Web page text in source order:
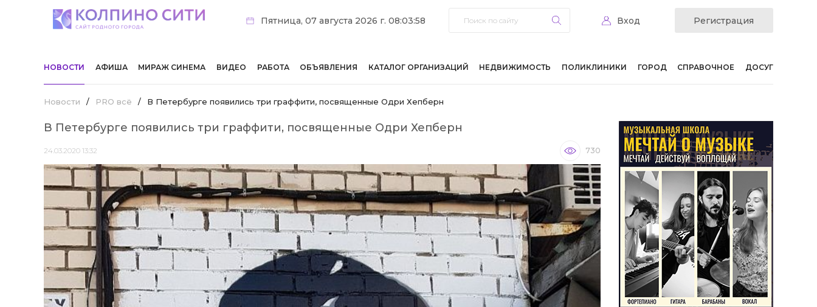
Пятница, 07 августа 2026 г. 08:03:58 Вход Регистрация
НОВОСТИ АФИША МИРАЖ СИНЕМА ВИДЕО РАБОТА ОБЪЯВЛЕНИЯ КАТАЛОГ ОРГАНИЗАЦИЙ НЕДВИЖИМОСТЬ ПОЛИКЛИНИКИ ГОРОД СПРАВОЧНОЕ ДОСУГ
Новости / PRO всё / В Петербурге появились три граффити, посвященные Одри Хепберн
В Петербурге появились три граффити, посвященные Одри Хепберн
24.03.2020 13:32 730